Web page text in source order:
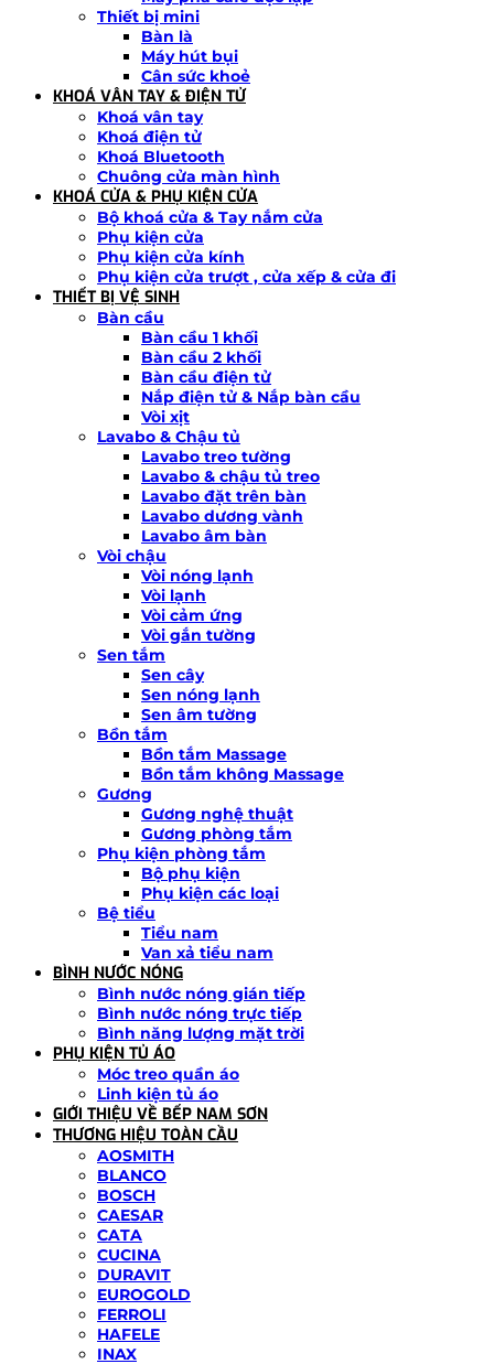
Thiết bị mini
Bàn là
Máy hút bụi
Cân sức khoẻ
KHOÁ VÂN TAY & ĐIỆN TỬ
Khoá vân tay
Khoá điện tử
Khoá Bluetooth
Chuông cửa màn hình
KHOÁ CỬA & PHỤ KIỆN CỬA
Bộ khoá cửa & Tay nắm cửa
Phụ kiện cửa
Phụ kiện cửa kính
Phụ kiện cửa trượt , cửa xếp & cửa đi
THIẾT BỊ VỆ SINH
Bàn cầu
Bàn cầu 1 khối
Bàn cầu 2 khối
Bàn cầu điện tử
Nắp điện tử & Nắp bàn cầu
Vòi xịt
Lavabo & Chậu tủ
Lavabo treo tường
Lavabo & chậu tủ treo
Lavabo đặt trên bàn
Lavabo dương vành
Lavabo âm bàn
Vòi chậu
Vòi nóng lạnh
Vòi lạnh
Vòi cảm ứng
Vòi gắn tường
Sen tắm
Sen cây
Sen nóng lạnh
Sen âm tường
Bồn tắm
Bồn tắm Massage
Bồn tắm không Massage
Gương
Gương nghệ thuật
Gương phòng tắm
Phụ kiện phòng tắm
Bộ phụ kiện
Phụ kiện các loại
Bệ tiểu
Tiểu nam
Van xả tiểu nam
BÌNH NƯỚC NÓNG
Bình nước nóng gián tiếp
Bình nước nóng trực tiếp
Bình năng lượng mặt trời
PHỤ KIỆN TỦ ÁO
Móc treo quần áo
Linh kiện tủ áo
GIỚI THIỆU VỀ BẾP NAM SƠN
THƯƠNG HIỆU TOÀN CẦU
AOSMITH
BLANCO
BOSCH
CAESAR
CATA
CUCINA
DURAVIT
EUROGOLD
FERROLI
HAFELE
INAX